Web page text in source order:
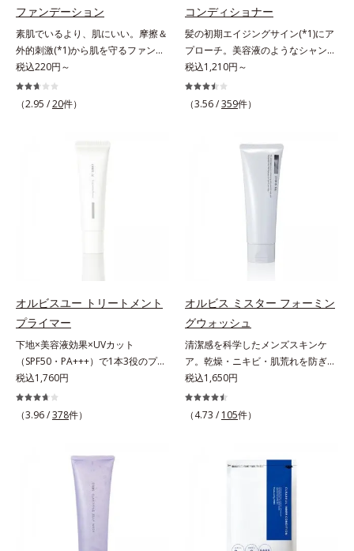
し、くずれ＆テカリを防いでサラサ
ラ肌が長時間続きます。パウダータ
イプながら、SPF50+・PA++++。パ
ウダーならではの軽いつけごこち
で、日焼け止めが苦手な方にもおす
すめです。水や汗に強いスーパーウ
シリカ、セルロース、窒化ホウ素配
合＝セミマット肌を叶える球状と板
状の粉体*2 シリカ6種類、セルロー
ス*3 シリカ配合＝皮脂を吸着する
来から配合している美白有効成分
「トラネキサム酸」を配合しまし
た。さらに、シリーズ共通の美容成
分(*7)「GLルートブースター(*9)」
を配合することで、肌のふっくら感
や透明感を叶えます。美白ケアしな
(*10)のハリと透明感を。効果的な
シナジー設計で、あなたのエイジン
グケアを応援します。*1 メラニン
の生成を抑え、シミ・ソバカスを防
るおいによる*5 乾燥、ハリ・ツヤ
ロニセラカエルレア果汁、ノバラエ
キス配合＝うるおいを与えハリと透
明感に満ちた肌へ導く保湿成分*9
メマツヨイグサ抽出液、スイカズラ
エキス配合＝角層のすみずみまで水
分・油分を保ち、ハリ・ツヤを与え
る保湿成分*10 気持ちのこと各商品
の詳しい情報は商品ページをご覧く
ファンデーション
素肌でいるより、肌にいい。摩擦＆
外的刺激(*1)から肌を守るファンデ
ーション。肌荒れやニキビがある
と、ファンデーションを塗っていい
か悩むもの。とはいえ、素肌のまま
れしやすい、ニキビができやすい人
こそ、肌負担が少ない低刺激設計の
ファンデーションで守るのがベス
ト。「クリアフル エッセンス カバ
ー ファンデーション」は紫外線吸
ことを考えた設計。さらに美容成分
に包まれた水分保持力の高い粉体や
和漢植物由来成分をはじめとした、
肌をいたわる保湿成分をたっぷり配
合しました。肌にやさしいだけでな
く、毛穴や凸凹、赤みをカバーし
て、自然な陶器肌を叶えます。*1
乾燥など*2 すべての人に皮膚刺激
がおきないというわけではありませ
ありません。
税込220円～
（2.95 /20件）
コンディショナー
髪の初期エイジングサイン(*1)にア
プローチ。美容液のようなシャンプ
ー＆コンディショナーで触れていた
くなるうるツヤ髪へ。「髪のうねり
が気になる」「乾燥してパサつく」
アプローチする、オルビスのモイス
トセラムシリーズ。まるでスキンケ
アアイテムのように美容液成分(*2)
を6つも配合。保水してうるおいを
行き渡らせる浸透力と、うるおいを
用。髪のうねりを抑え、スタイリン
グのしやすい、ずっと触れていたく
なるうるツヤ髪へと導きます。ヒノ
キ、ラベンダー、ゼラニウムによる
リフレッシュアロマの香りで、バス
ルームがここちよいリラックス空間
に。*1 うねり、パサつき*2 保湿成
分
税込1,210円～
（3.56 /359件）
オルビスユー トリートメント
プライマー
下地×美容液効果×UVカット
（SPF50・PA+++）で1本3役のプラ
イマー。凹凸をつるんとなめらかに
(*1)整え、化粧ノリUPの高機能化粧
下地。“塗るたび高まる、素肌の美
る小ジワをカバーしてハリ肌に整え
る高機能化粧下地毛穴や小ジワの凹
凸をつるんとなめらかに(*1)。スキ
ンケア発想の化粧下地です。保湿成
分が肌全層(*2)に働きかけて、肌の
税込1,760円
（3.96 /378件）
オルビス ミスター フォーミン
グウォッシュ
清潔感を科学したメンズスキンケ
ア。乾燥・ニキビ・肌荒れを防ぎハ
リ・ツヤのある、好印象な清潔透明
肌(*1)へ。オルビス ミスターは、男
性の清潔感、爽やかさ、若々しさの
であること(*2)を業界で初めて発見
と保湿成分を新たに配合。これまで
の乾燥・テカリへのケアはそのまま
に、肌荒れ・ニキビ予防など“今”の
肌悩みに応え、“未来”を見据えて好
税込1,650円
（4.73 / 105件）